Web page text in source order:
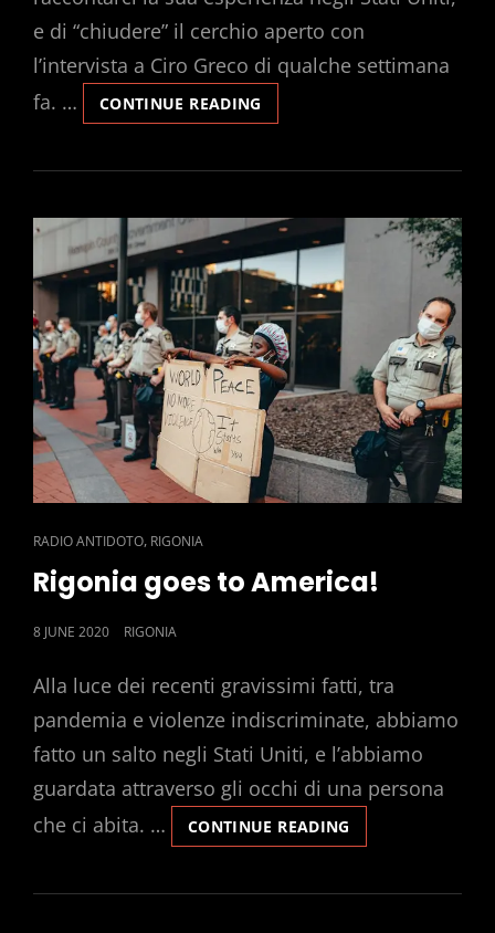
e di “chiudere” il cerchio aperto con
l’intervista a Ciro Greco di qualche settimana
fa. …
CONTINUE READING
TO
CON
ALEOTTI
MARCO
POZZI
CAT
LINKS
RADIO ANTIDOTO, RIGONIA
Rigonia goes to America!
POSTED
8 JUNE 2020 RIGONIA
Alla luce dei recenti gravissimi fatti, tra
pandemia e violenze indiscriminate, abbiamo
fatto un salto negli Stati Uniti, e l’abbiamo
guardata attraverso gli occhi di una persona
che ci abita. …
CONTINUE READING
GOES
AMERICA!